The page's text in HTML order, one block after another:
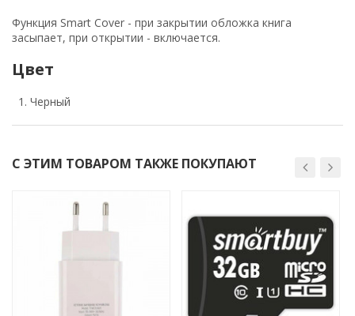
Функция Smart Cover - при закрытии обложка книга
засыпает, при открытии - включается.
Цвет
Черный
С ЭТИМ ТОВАРОМ ТАКЖЕ ПОКУПАЮТ